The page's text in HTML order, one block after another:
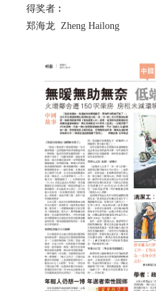
得奖者︰
郑海龙 Zheng Hailong